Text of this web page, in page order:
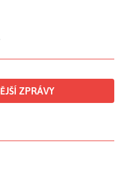
ZPRÁVY